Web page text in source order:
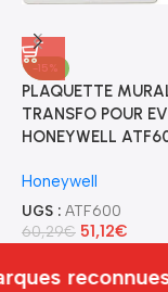
-15%
PLAQUETTE
TRANSFO POUR
HONEYWELL
Honeywell
UGS : ATF600
60,29€ 51,12€
reconnues